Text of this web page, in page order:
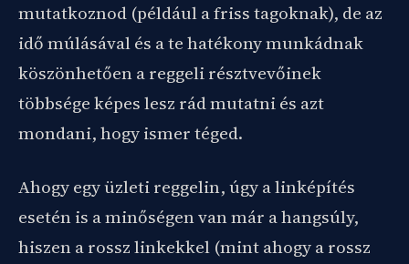
mutatkoznod (például a friss tagoknak), de az
idő múlásával és a te hatékony munkádnak
köszönhetően a reggeli résztvevőinek
többsége képes lesz rád mutatni és azt
mondani, hogy ismer téged.
Ahogy egy üzleti reggelin, úgy a linképítés
esetén is a minőségen van már a hangsúly,
hiszen a rossz linkekkel (mint ahogy a rossz